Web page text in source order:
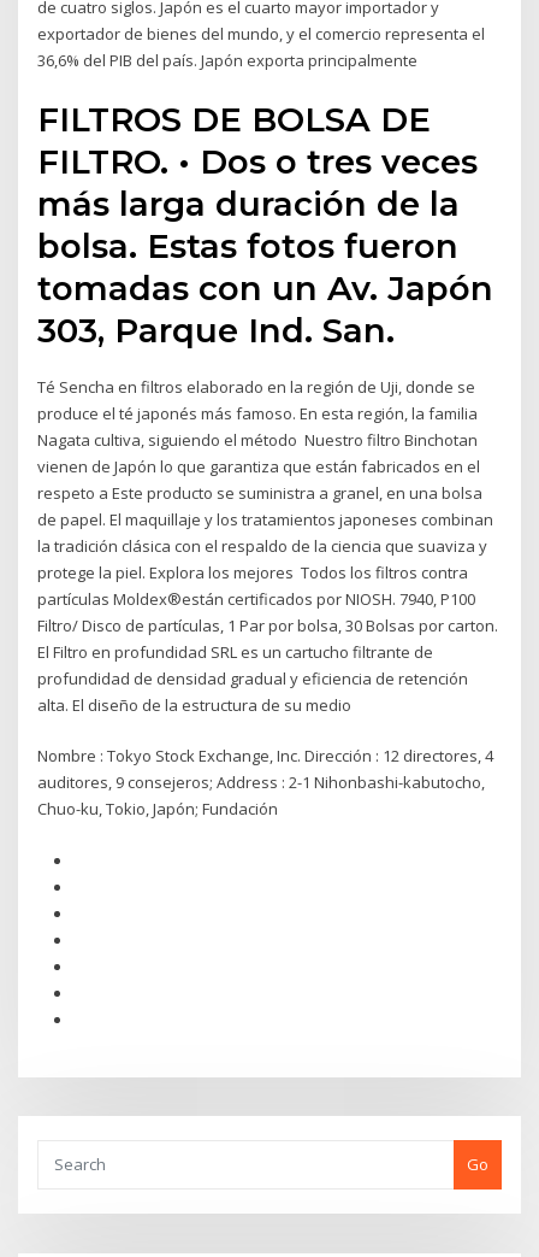
de cuatro siglos. Japón es el cuarto mayor importador y
exportador de bienes del mundo, y el comercio representa el
36,6% del PIB del país. Japón exporta principalmente
FILTROS DE BOLSA DE
FILTRO. • Dos o tres veces
más larga duración de la
bolsa. Estas fotos fueron
tomadas con un Av. Japón
303, Parque Ind. San.
Té Sencha en filtros elaborado en la región de Uji, donde se
produce el té japonés más famoso. En esta región, la familia
Nagata cultiva, siguiendo el método Nuestro filtro Binchotan
vienen de Japón lo que garantiza que están fabricados en el
respeto a Este producto se suministra a granel, en una bolsa
de papel. El maquillaje y los tratamientos japoneses combinan
la tradición clásica con el respaldo de la ciencia que suaviza y
protege la piel. Explora los mejores Todos los filtros contra
partículas Moldex®están certificados por NIOSH. 7940, P100
Filtro/ Disco de partículas, 1 Par por bolsa, 30 Bolsas por carton.
El Filtro en profundidad SRL es un cartucho filtrante de
profundidad de densidad gradual y eficiencia de retención
alta. El diseño de la estructura de su medio
Nombre : Tokyo Stock Exchange, Inc. Dirección : 12 directores, 4
auditores, 9 consejeros; Address : 2-1 Nihonbashi-kabutocho,
Chuo-ku, Tokio, Japón; Fundación
Go